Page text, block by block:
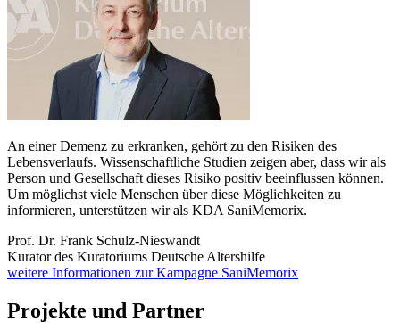
An einer Demenz zu erkranken, gehört zu den Risiken des
Lebensverlaufs. Wissenschaftliche Studien zeigen aber, dass wir als
Person und Gesellschaft dieses Risiko positiv beeinflussen können.
Um möglichst viele Menschen über diese Möglichkeiten zu
informieren, unterstützen wir als KDA SaniMemorix.
Prof. Dr. Frank Schulz-Nieswandt
Kurator des Kuratoriums Deutsche Altershilfe
weitere Informationen zur Kampagne SaniMemorix
Projekte und Partner